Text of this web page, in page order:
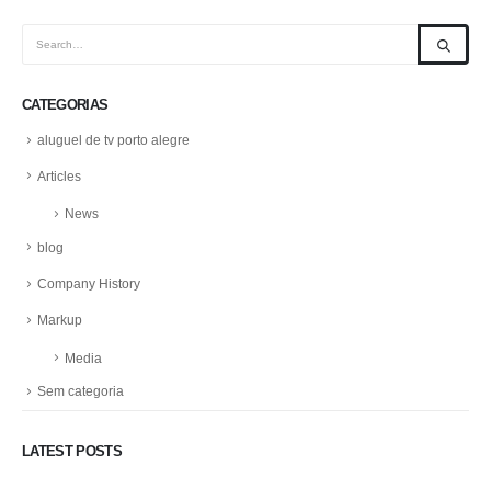
CATEGORIAS
aluguel de tv porto alegre
Articles
News
blog
Company History
Markup
Media
Sem categoria
LATEST POSTS